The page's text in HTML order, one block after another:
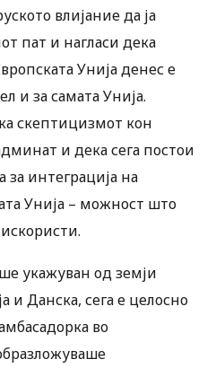
влијание да ја
пат и нагласи дека
Унија денес е
и за самата Унија.
скептицизмот кон
и дека сега постои
за интеграција на
Унија – можност што
укажуван од земји
и Данска, сега е целосно
во